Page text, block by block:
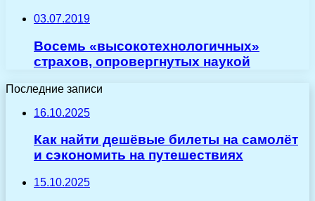
03.07.2019
Восемь «высокотехнологичных»
страхов, опровергнутых наукой
Последние записи
16.10.2025
Как найти дешёвые билеты на самолёт
и сэкономить на путешествиях
15.10.2025